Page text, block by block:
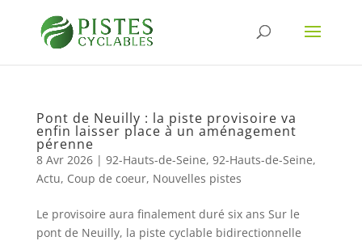
Pont de Neuilly : la piste provisoire va
enfin laisser place à un aménagement
pérenne
8 Avr 2026| 92-Hauts-de-Seine, 92-Hauts-de-Seine,
Actu, Coup de coeur, Nouvelles pistes
Le provisoire aura finalement duré six ans Sur le
pont de Neuilly, la piste cyclable bidirectionnelle